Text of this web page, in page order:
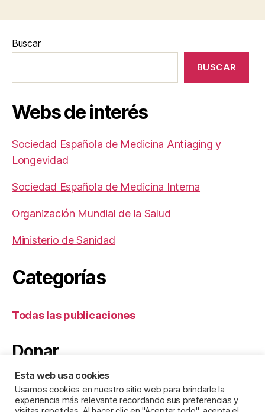
Buscar
BUSCAR
Webs de interés
Sociedad Española de Medicina Antiaging y
Longevidad
Sociedad Española de Medicina Interna
Organización Mundial de la Salud
Ministerio de Sanidad
Categorías
Todas las publicaciones
Donar
Esta web usa cookies
Usamos cookies en nuestro sitio web para brindarle la
experiencia más relevante recordando sus preferencias y